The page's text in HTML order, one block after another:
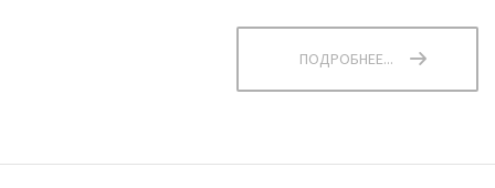
ПОДРОБНЕЕ...